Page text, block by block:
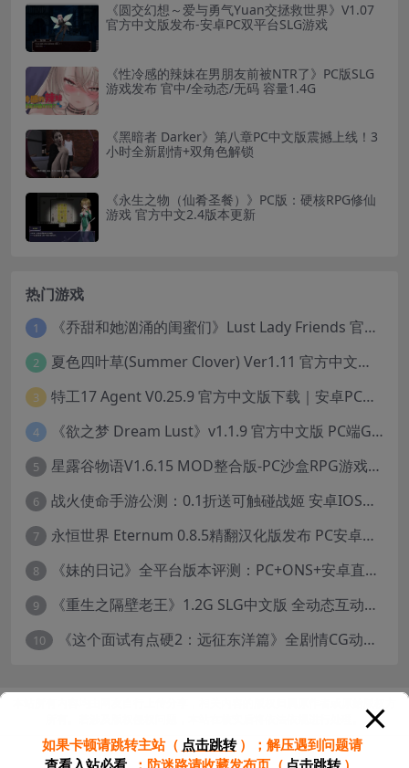
《圆交幻想～爱与勇气Yuan交拯救世界》V1.07
官方中文版发布-安卓PC双平台SLG游戏
《性冷感的辣妹在男朋友前被NTR了》PC版SLG
游戏发布 官中/全动态/无码 容量1.4G​
《黑暗者 Darker》第八章PC中文版震撼上线！3
小时全新剧情+双角色解锁
《永生之物（仙肴圣餐）》PC版：硬核RPG修仙
游戏 官方中文2.4版本更新
热门游戏
1 《乔甜和她汹涌的闺蜜们》Lust Lady Friends 官方中文版 SLG模拟经营游戏｜角色情感互动｜动态画面
2 夏色四叶草(Summer Clover) Ver1.11 官方中文版：全CG无修+动态互动SLG游戏下载
3 特工17 Agent V0.25.9 官方中文版下载｜安卓PC双端｜附存档赞助码
4 《欲之梦 Dream Lust》v1.1.9 官方中文版 PC端Galgame推荐
5 星露谷物语V1.6.15 MOD整合版-PC沙盒RPG游戏STEAM官中+200款美化MOD
6 战火使命手游公测：0.1折送可触碰战姬 安卓IOS双端互通中文版
7 永恒世界 Eternum 0.8.5精翻汉化版发布 PC安卓双端 SLG游戏
8 《妹的日记》全平台版本评测：PC+ONS+安卓直装养成游戏体验
9 《重生之隔壁老王》1.2G SLG中文版 全动态互动冒险游戏
10 《这个面试有点硬2：远征东洋篇》全剧情CG动画高清合集下载（18.8GB/1080P）
如果卡顿请跳转主站（ 点击跳转 ）； 解压遇到问题请
查看入站必看
； 防迷路请收藏发布页（ 点击跳转 ）